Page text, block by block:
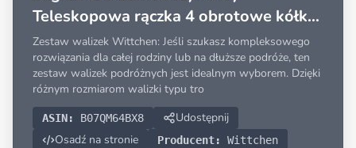
Teleskopowa rączka 4 obrotowe kółka
Rozmiar (S+M+L) Szary
Zestaw walizek Wittchen: Jeśli szukasz kompleksowego
rozwiązania dla całej rodziny lub na dłuższe podróże, ten
zestaw walizek podróżnych jest idealnym wyborem. Dzięki
różnym rozmiarom walizki typu tro
ASIN: B07QM64BX8
Udostępnij
Osadź na stronie
Producent:
Wittchen